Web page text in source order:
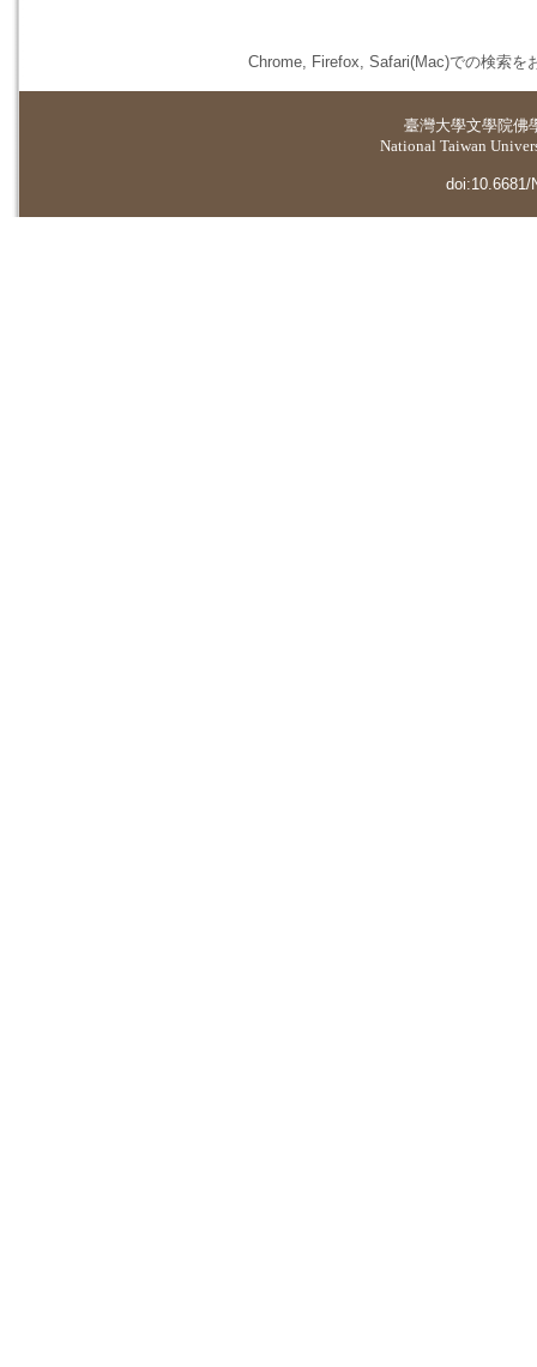
Chrome, Firefox, Safari(Mac)での検索を
臺灣大學文學院佛
National Taiwan
doi:10.6681/